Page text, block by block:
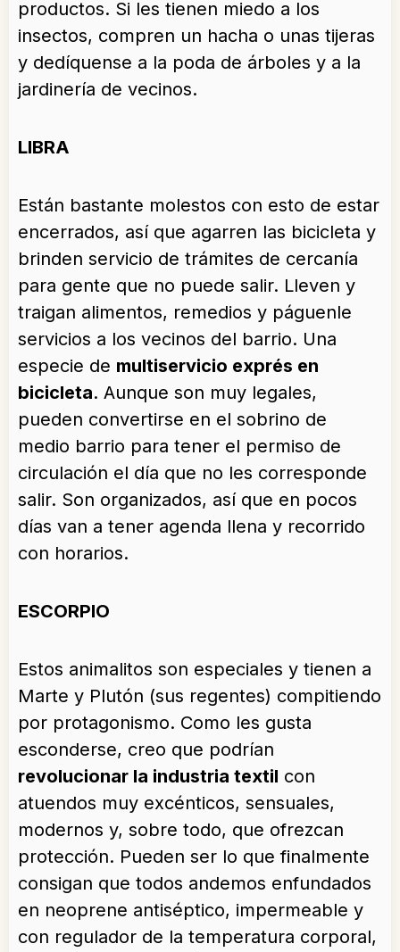
productos. Si les tienen miedo a los
insectos, compren un hacha o unas tijeras
y dedíquense a la poda de árboles y a la
jardinería de vecinos.
LIBRA
Están bastante molestos con esto de estar
encerrados, así que agarren las bicicleta y
brinden servicio de trámites de cercanía
para gente que no puede salir. Lleven y
traigan alimentos, remedios y páguenle
servicios a los vecinos del barrio. Una
especie de multiservicio exprés en
bicicleta. Aunque son muy legales,
pueden convertirse en el sobrino de
medio barrio para tener el permiso de
circulación el día que no les corresponde
salir. Son organizados, así que en pocos
días van a tener agenda llena y recorrido
con horarios.
ESCORPIO
Estos animalitos son especiales y tienen a
Marte y Plutón (sus regentes) compitiendo
por protagonismo. Como les gusta
esconderse, creo que podrían
revolucionar la industria textil con
atuendos muy excénticos, sensuales,
modernos y, sobre todo, que ofrezcan
protección. Pueden ser lo que finalmente
consigan que todos andemos enfundados
en neoprene antiséptico, impermeable y
con regulador de la temperatura corporal,